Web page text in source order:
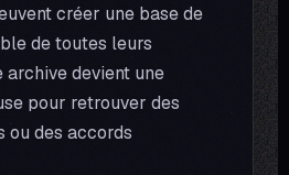
créer une base de
de toutes leurs
archive devient une
pour retrouver des
ou des accords